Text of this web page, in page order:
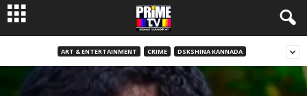
ART & ENTERTAINMENT CRIME DSKSHINA KANNADA